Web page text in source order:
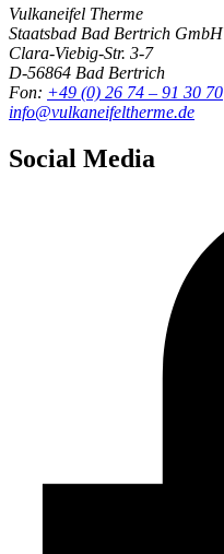
Vulkaneifel Therme
Staatsbad Bad Bertrich GmbH
Clara-Viebig-Str. 3-7
D-56864 Bad Bertrich
Fon: +49 (0) 26 74 – 91 30 70
info@vulkaneifeltherme.de
Social Media